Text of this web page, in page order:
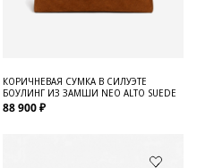
КОРИЧНЕВАЯ СУМКА В СИЛУЭТЕ
БОУЛИНГ ИЗ ЗАМШИ NEO ALTO SUEDE
88 900 ₽